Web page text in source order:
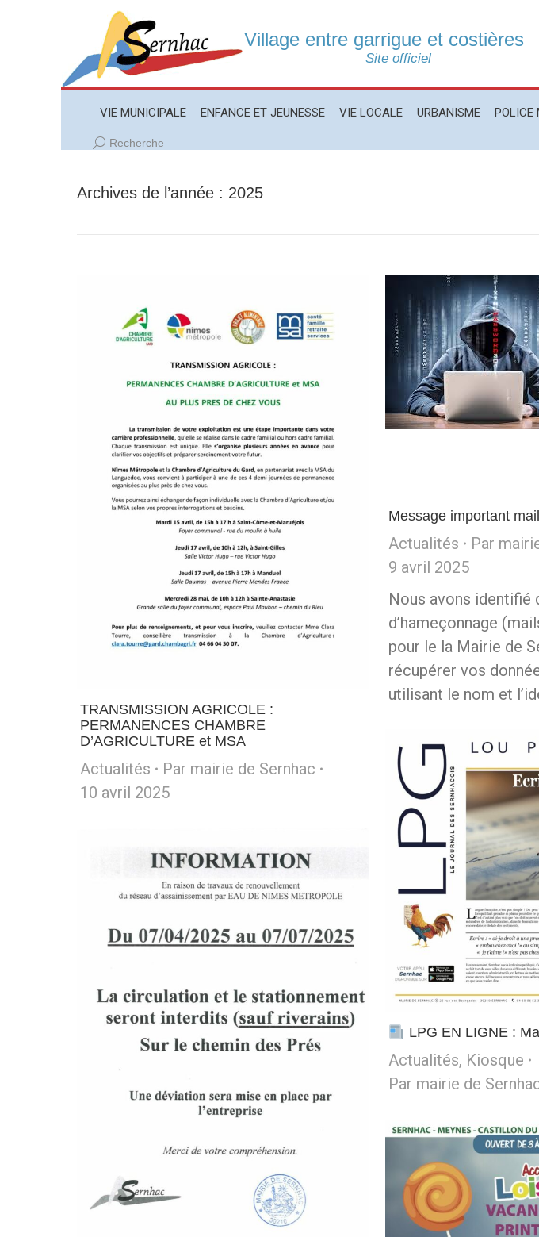
Village entre garrigue et costières
Site officiel
VIE MUNICIPALE ENFANCE ET JEUNESSE VIE LOCALE URBANISME POLICE
Recherche
Recherche
Archives de l’année : 2025
TRANSMISSION AGRICOLE :
PERMANENCES CHAMBRE
D’AGRICULTURE et MSA
Actualités Par mairie de Sernhac
10 avril 2025
Message important
Actualités Par
9 avril 2025
Nous avons identifié
d’hameçonnage
pour le la Mairie de
récupérer vos
utilisant le nom et
LPG EN LIGNE :
Actualités, Kiosque
Par mairie de
VIE MUNICIPALE ENFANCE ET JEUNESSE VIE LOCALE URBANISME POLICE